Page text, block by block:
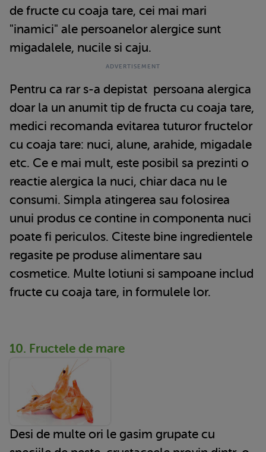
de fructe cu coaja tare, cei mai mari
"inamici" ale persoanelor alergice sunt
migadalele, nucile si caju.
Pentru ca rar s-a depistat persoana alergica
doar la un anumit tip de fructa cu coaja tare,
medici recomanda evitarea tuturor fructelor
cu coaja tare: nuci, alune, arahide, migadale
etc. Ce e mai mult, este posibil sa prezinti o
reactie alergica la nuci, chiar daca nu le
consumi. Simpla atingerea sau folosirea
unui produs ce contine in componenta nuci
poate fi periculos. Citeste bine ingredientele
regasite pe produse alimentare sau
cosmetice. Multe lotiuni si sampoane includ
fructe cu coaja tare, in formulele lor.
10. Fructele de mare
Desi de multe ori le gasim grupate cu